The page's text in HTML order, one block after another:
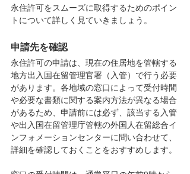
永住許可をスムーズに取得するためのポイン
トについて詳しく見ていきましょう。
申請先を確認
永住許可の申請は、現在の住居地を管轄する
地方出入国在留管理官署（入管）で行う必要
があります。各地域の窓口によって受付時間
や必要な書類に関する案内方法が異なる場合
があるため、申請前には必ず、該当する入管
や出入国在留管理庁管轄の外国人在留総合イ
ンフォメーションセンターに問い合わせて、
詳細を確認しておくことをおすすめします。